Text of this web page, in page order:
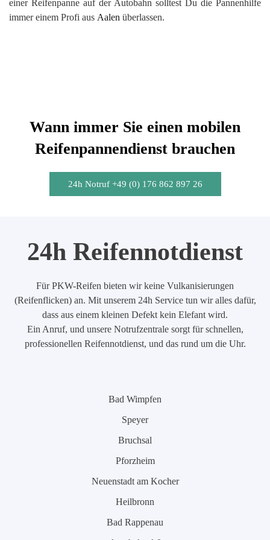
einer Reifenpanne auf der Autobahn solltest Du die Pannenhilfe
immer einem Profi aus Aalen überlassen.
Wann immer Sie einen mobilen
Reifenpannendienst brauchen
24h Notruf +49 (0) 176 862 897 26
24h Reifennotdienst
Für PKW-Reifen bieten wir keine Vulkanisierungen
(Reifenflicken) an. Mit unserem 24h Service tun wir alles dafür,
dass aus einem kleinen Defekt kein Elefant wird.
Ein Anruf, und unsere Notrufzentrale sorgt für schnellen,
professionellen Reifennotdienst, und das rund um die Uhr.
Bad Wimpfen
Speyer
Bruchsal
Pforzheim
Neuenstadt am Kocher
Heilbronn
Bad Rappenau